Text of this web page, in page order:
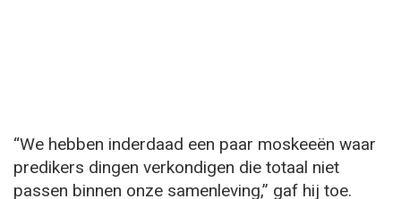
“We hebben inderdaad een paar moskeeën waar
predikers dingen verkondigen die totaal niet
passen binnen onze samenleving,” gaf hij toe.